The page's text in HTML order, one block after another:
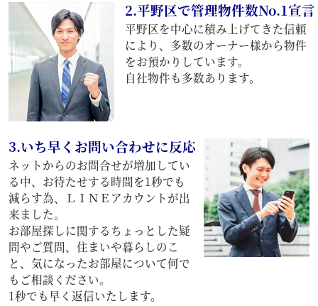
2.平野区で管理物件数No.1宣言
平野区を中心に積み上げてきた信頼
により、多数のオーナー様から物件
をお預かりしています。
自社物件も多数あります。
3.いち早くお問い合わせに反応
ネットからのお問合せが増加してい
る中、お待たせする時間を1秒でも
減らす為、ＬＩＮＥアカウントが出
来ました。
お部屋探しに関するちょっとした疑
問やご質問、住まいや暮らしのこ
と、気になったお部屋について何で
もご相談ください。
1秒でも早く返信いたします。